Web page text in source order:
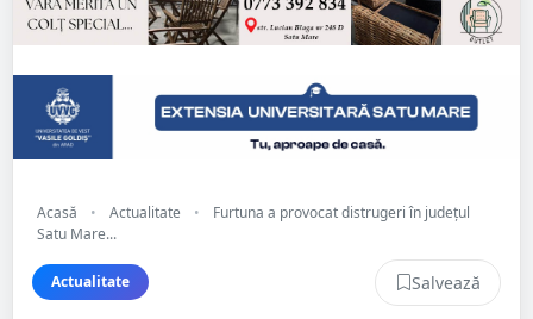
Acasă • Actualitate •
Furtuna a provocat distrugeri în județul
Satu Mare...
Actualitate Salvează